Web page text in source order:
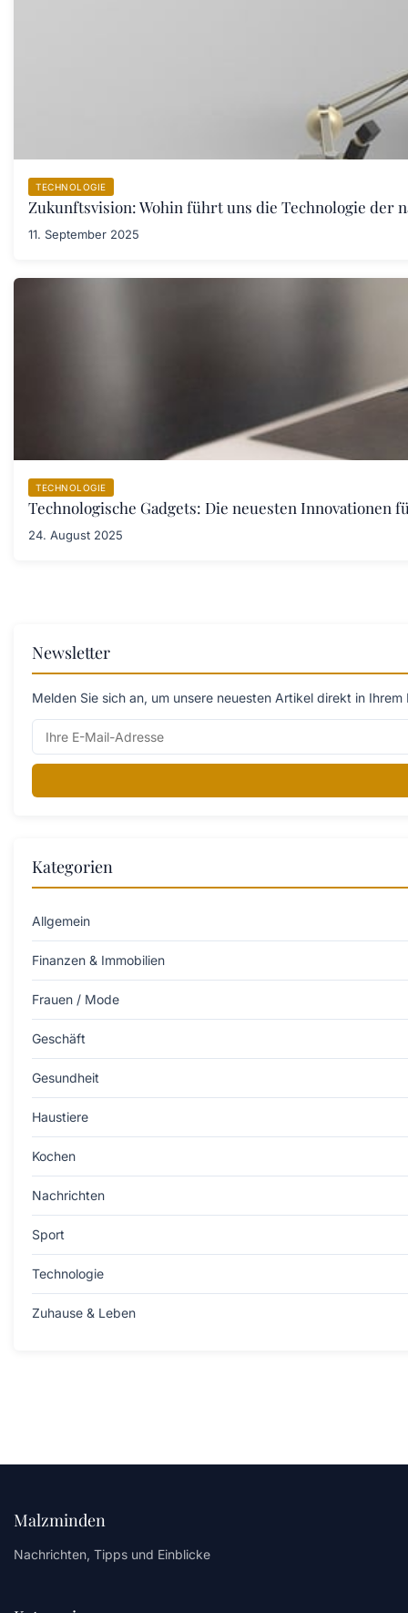
TECHNOLOGIE
Zukunftsvision: Wohin führt uns die Technologie der
11. September 2025
TECHNOLOGIE
Technologische Gadgets: Die neuesten Innovationen
24. August 2025
Newsletter
Melden Sie sich an, um unsere neuesten Artikel direkt in
Kategorien
Allgemein
Finanzen & Immobilien
Frauen / Mode
Geschäft
Gesundheit
Haustiere
Kochen
Nachrichten
Sport
Technologie
Zuhause & Leben
Malzminden
Nachrichten, Tipps und Einblicke